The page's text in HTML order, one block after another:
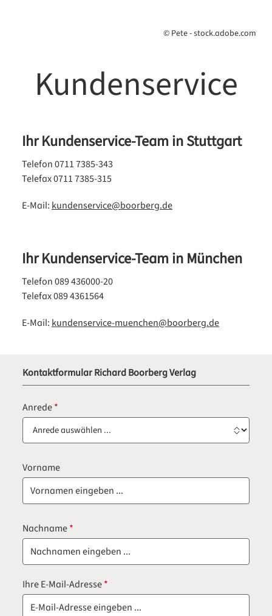
© Pete - stock.adobe.com
Kundenservice
Ihr Kundenservice-Team in Stuttgart
Telefon 0711 7385-343
Telefax 0711 7385-315
E-Mail: kundenservice@boorberg.de
Ihr Kundenservice-Team in München
Telefon 089 436000-20
Telefax 089 4361564
E-Mail: kundenservice-muenchen@boorberg.de
Kontaktformular Richard Boorberg Verlag
Anrede*
Vorname
Nachname*
Ihre E-Mail-Adresse*